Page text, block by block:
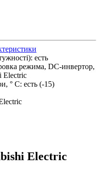
есть
режима, DC-инвертор,
Electric
° C: есть (-15)
Electric